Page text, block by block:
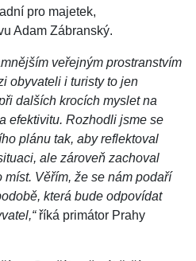
pro majetek,
Adam Zábranský.
veřejným prostranstvím
obyvateli i turisty to jen
dalších krocích myslet na
efektivitu. Rozhodli jsme se
plánu tak, aby reflektoval
ale zároveň zachoval
míst. Věřím, že se nám podaří
která bude odpovídat
říká primátor Prahy